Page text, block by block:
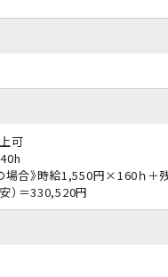
可
場合》時給1,550円×160ｈ＋
）＝330,520円